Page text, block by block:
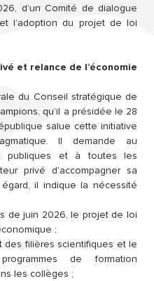
d’un Comité de dialogue
l’adoption du projet de loi
et relance de l’économie
du Conseil stratégique de
qu’il a présidée le 28
salue cette initiative
Il demande au
publiques et à toutes les
privé d’accompagner sa
il indique la nécessité
de juin 2026, le projet de loi
;
des filières scientifiques et le
de formation
les collèges ;